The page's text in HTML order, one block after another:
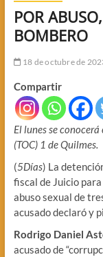
POR
BOMBERO
18 de octubre de
Compartir
El lunes se
(TOC) 1 de Quilmes.
(5Días) La
fiscal de Juicio
abuso sexual de
acusado declaró y
Rodrigo Daniel
acusado de